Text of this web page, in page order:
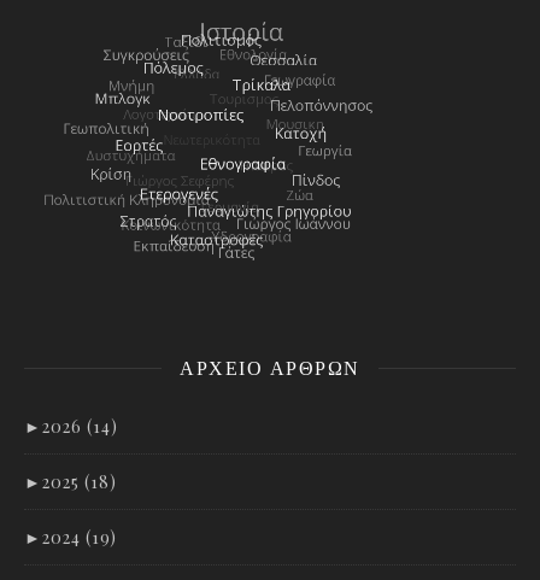
ΑΡΧΕΊΟ ΑΡΘΡΩΝ
► 2026 (14)
► 2025 (18)
► 2024 (19)